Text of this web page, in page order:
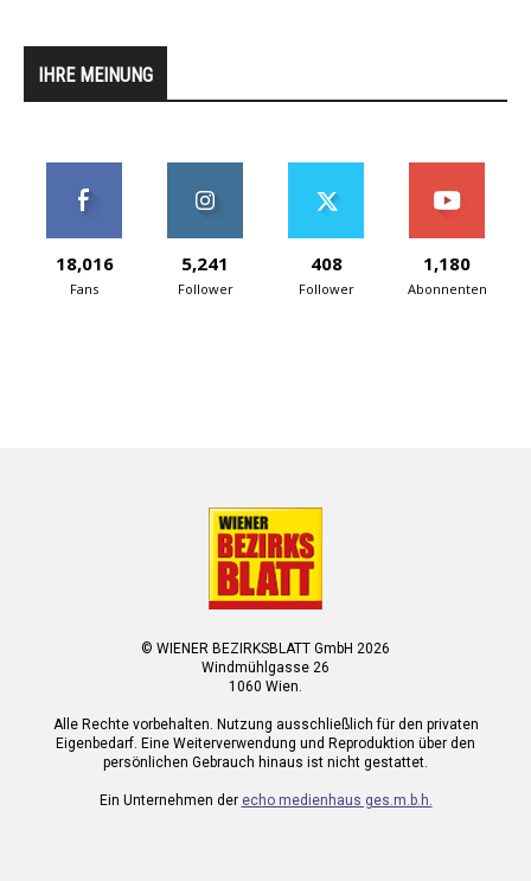
IHRE MEINUNG
18,016
Fans
5,241
Follower
408
Follower
1,180
Abonnenten
© WIENER BEZIRKSBLATT GmbH 2026
Windmühlgasse 26
1060 Wien.
Alle Rechte vorbehalten. Nutzung ausschließlich für den privaten
Eigenbedarf. Eine Weiterverwendung und Reproduktion über den
persönlichen Gebrauch hinaus ist nicht gestattet.
Ein Unternehmen der echo medienhaus ges.m.b.h.